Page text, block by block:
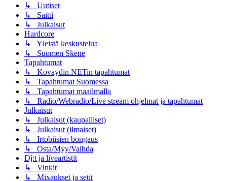
↳ Uutiset
↳ Saitti
↳ Julkaisut
Hardcore
↳ Yleistä keskustelua
↳ Suomen Skene
Tapahtumat
↳ Kovaydin.NETin tapahtumat
↳ Tapahtumat Suomessa
↳ Tapahtumat maailmalla
↳ Radio/Webradio/Live stream ohjelmat ja tapahtumat
Julkaisut
↳ Julkaisut (kaupalliset)
↳ Julkaisut (ilmaiset)
↳ Irtobiisien bongaus
↳ Osta/Myy/Vaihda
Dj:t ja liveartistit
↳ Vinkit
↳ Mixaukset ja setit